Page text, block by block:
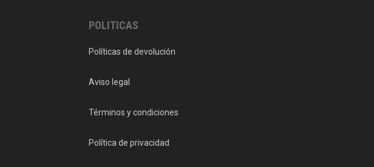
POLITICAS
Políticas de devolución
Aviso legal
Términos y condiciones
Política de privacidad